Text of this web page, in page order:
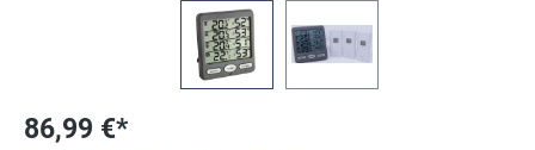
86,99 €*